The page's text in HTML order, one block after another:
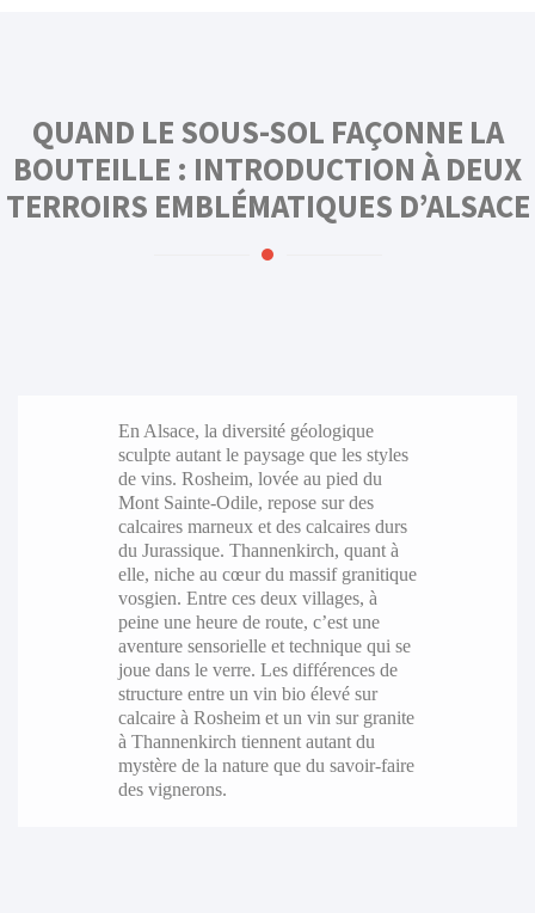
QUAND LE SOUS-SOL FAÇONNE LA
BOUTEILLE : INTRODUCTION À DEUX
TERROIRS EMBLÉMATIQUES D’ALSACE
En Alsace, la diversité géologique
sculpte autant le paysage que les styles
de vins. Rosheim, lovée au pied du
Mont Sainte-Odile, repose sur des
calcaires marneux et des calcaires durs
du Jurassique. Thannenkirch, quant à
elle, niche au cœur du massif granitique
vosgien. Entre ces deux villages, à
peine une heure de route, c’est une
aventure sensorielle et technique qui se
joue dans le verre. Les différences de
structure entre un vin bio élevé sur
calcaire à Rosheim et un vin sur granite
à Thannenkirch tiennent autant du
mystère de la nature que du savoir-faire
des vignerons.